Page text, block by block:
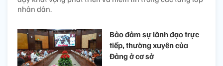
nhân dân.
Bảo đảm sự lãnh đạo trực
tiếp, thường xuyên của
Đảng ở cơ sở